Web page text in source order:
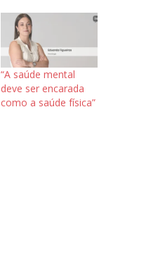
“A saúde mental
deve ser encarada
como a saúde física”